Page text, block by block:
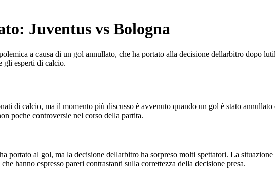
Juventus vs Bologna
a causa di un gol annullato, che ha portato alla decisione dellarbitro dopo
gli esperti di calcio.
di calcio, ma il momento più discusso è avvenuto quando un gol è stato
poche controversie nel corso della partita.
portato al gol, ma la decisione dellarbitro ha sorpreso molti spettatori. La
hanno espresso pareri contrastanti sulla correttezza della decisione presa.